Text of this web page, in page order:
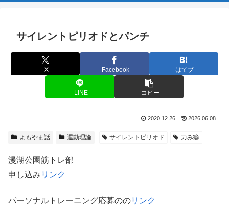
サイレントピリオドとパンチ
X Facebook はてブ
LINE コピー
2020.12.26 2026.06.08
よもやま話 運動理論 サイレントピリオド 力み癖
漫湖公園筋トレ部
申し込み リンク
パーソナルトレーニング応募ののリンク